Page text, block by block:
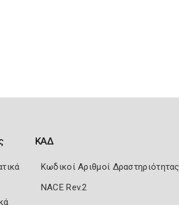
ΚΑΔ
Κωδικοί Αριθμοί Δραστηριότητας
NACE Rev.2